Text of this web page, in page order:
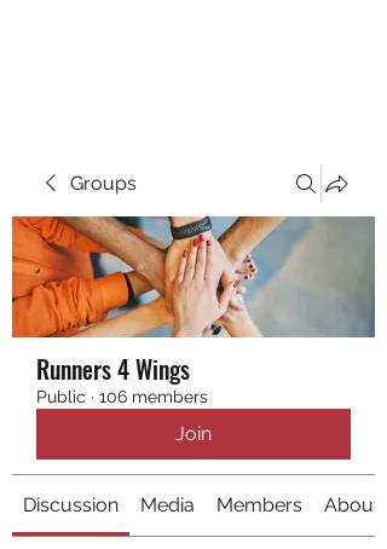
Groups
Runners 4 Wings
Public · 106 members
Join
Discussion Media Members About